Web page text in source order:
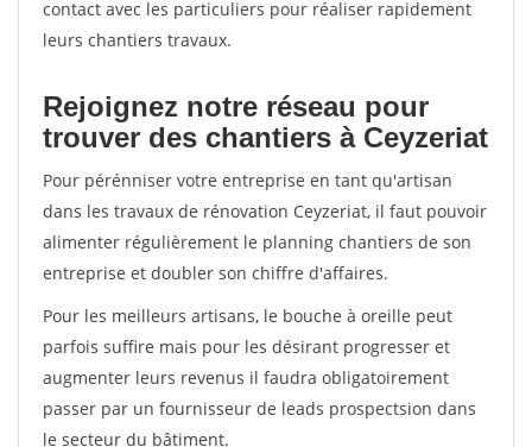
contact avec les particuliers pour réaliser rapidement
leurs chantiers travaux.
Rejoignez notre réseau pour
trouver des chantiers à Ceyzeriat
Pour pérénniser votre entreprise en tant qu'artisan
dans les travaux de rénovation Ceyzeriat, il faut pouvoir
alimenter régulièrement le planning chantiers de son
entreprise et doubler son chiffre d'affaires.
Pour les meilleurs artisans, le bouche à oreille peut
parfois suffire mais pour les désirant progresser et
augmenter leurs revenus il faudra obligatoirement
passer par un fournisseur de leads prospectsion dans
le secteur du bâtiment.